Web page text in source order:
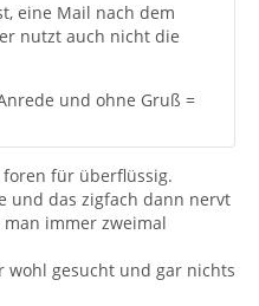
eine Mail nach dem
nutzt auch nicht die
und ohne Gruß =
für überflüssig.
und das zigfach dann nervt
immer zweimal
wohl gesucht und gar nichts